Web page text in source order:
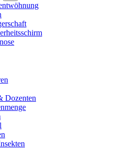
Dozenten